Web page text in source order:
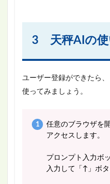
3 天秤AIの使
ユーザー登録ができたら
使ってみましょう。
任意のブラウザを開
アクセスします。
プロンプト入力ボ
入力して「↑」ボ